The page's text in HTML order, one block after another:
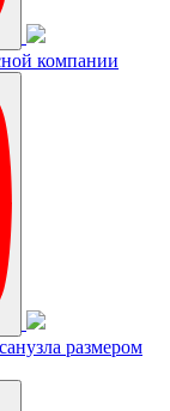
компании
размером